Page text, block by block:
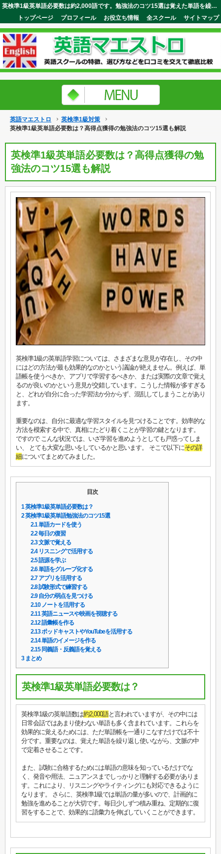
英検準1級英単語必要数は約2,000語です。勉強法のコツ15選は覚えた単語を繰り返し使いながら文脈の中で定着させる事。英語マエストロ
サイトマップ
全スクール
お役立ち情報
プロフィール
トップページ
英語マエストロ
英検準1級対策
英検準1級英単語必要数は？高得点獲得の勉強法のコツ15選も解説
英検準1級英単語必要数は？高得点獲得の勉
強法のコツ15選も解説
英検準1級の英単語学習については、さまざまな意見が存在し、その中
にはどの方法が最も効果的なのかという議論が絶えません。例えば、単
語帳を使うべきか、アプリで学習するべきか、または実際の文章で覚え
るのが良いのかという意見が交錯しています。こうした情報が多すぎる
と、どれが自分に合った学習法か分からず、混乱してしまうことがあり
ます。
重要なのは、自分に最適な学習スタイルを見つけることです。効率的な
方法を模索する中で、真相にたどり着くことが学習の鍵となります。
ですので こんな状況では、いざ学習を進めようとしても戸惑ってしま
い、 とても大変な思いをしているかと思います。 そこで以下にその詳
細についてまとめてみました。
目次
1英検準1級英単語必要数は？
2英検準1級英単語勉強法のコツ15選
2.1単語カードを使う
2.2毎日の復習
2.3文脈で覚える
2.4リスニングで活用する
2.5語源を学ぶ
2.6単語をグループ化する
2.7アプリを活用する
2.8試験形式で練習する
2.9自分の弱点を見つける
2.10ノートを活用する
2.11英語ニュースや映画を視聴する
2.12語彙帳を作る
2.13ポッドキャストやYouTubeを活用する
2.14単語のイメージを作る
2.15同義語・反義語を覚える
3まとめ
英検準1級英単語必要数は？
英検準1級の英単語数は約2,000語と言われていますが、その中には
日常会話ではあまり使わない単語も多く含まれています。これらを
効果的に覚えるためには、ただ単語帳を一通りこなすだけでは不十
分です。重要なのは、覚えた単語を繰り返し使いながら、文脈の中
で定着させることです。
また、試験に合格するためには単語の意味を知っているだけでな
く、発音や用法、ニュアンスまでしっかりと理解する必要がありま
す。これにより、リスニングやライティングにも対応できるように
なります。 さらに、英検準1級では単語の量が多いので、計画的に
勉強を進めることが大切です。毎日少しずつ積み重ね、定期的に復
習をすることで、効果的に語彙力を伸ばしていくことができます。